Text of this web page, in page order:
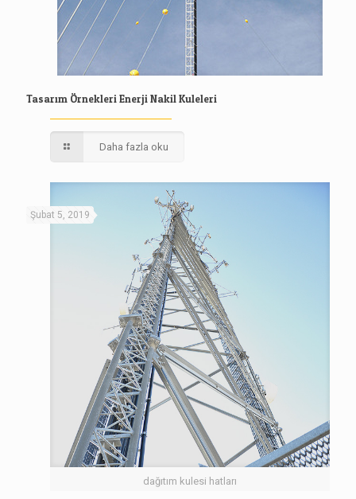
Tasarım Örnekleri Enerji Nakil Kuleleri
Daha fazla oku
dağıtım kulesi hatları
Şubat 5, 2019